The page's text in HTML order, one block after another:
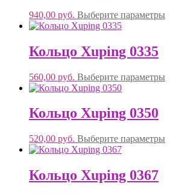
940,00 руб. Выберите параметры
Кольцо Xuping 0335
560,00 руб. Выберите параметры
Кольцо Xuping 0350
520,00 руб. Выберите параметры
Кольцо Xuping 0367